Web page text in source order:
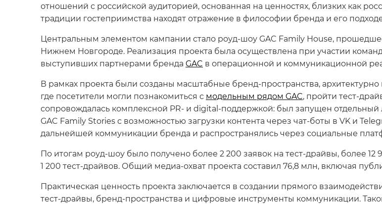
отношений с российской аудиторией, основанная на ценностях, близких как
традиции гостеприимства находят отражение в философии бренда и его
Центральным элементом кампании стало роуд-шоу GAC Family House,
Нижнем Новгороде. Реализация проекта была осуществлена при участии команд
выступивших партнерами бренда GAC в операционной и коммуникационной
В рамках проекта были созданы масштабные бренд-пространства,
где посетители могли познакомиться с модельным рядом GAC, пройти тест-
сопровождалась комплексной PR- и digital-поддержкой: был запущен отдельный
GAC Family Stories с возможностью загрузки контента через чат-боты в VK и
дальнейшей коммуникации бренда и распространялись через социальные
По итогам роуд-шоу было получено более 2 200 заявок на тест-драйвы, более
1 200 тест-драйвов. Общий медиа-охват проекта составил 76,8 млн, включая
Практическая ценность проекта заключается в создании прямого
тест-драйвы, бренд-пространства и цифровые инструменты коммуникации.